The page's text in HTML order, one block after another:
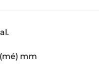
(mé) mm